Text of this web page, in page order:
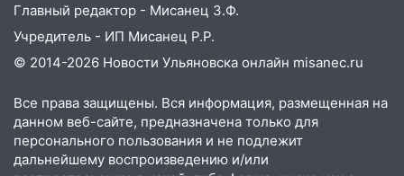
сохранятся 9 августа
13:15
Трижды «брал в долг» без спроса:
житель Вешкаймского района похитил у
13:14 Ураган оторвал светофор на
проспекте Филатова в Ульяновске
Главный редактор - Мисанец З.Ф.
Учредитель - ИП Мисанец Р.Р.
© 2014-2026 Новости Ульяновска онлайн misanec.ru
Все права защищены. Вся информация, размещенная на
данном веб-сайте, предназначена только для
персонального пользования и не подлежит
дальнейшему воспроизведению и/или